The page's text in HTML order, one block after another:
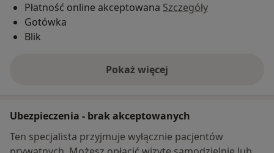
Płatność online akceptowana Szczegóły
Gotówka
Blik
Pokaż więcej
o adresie
Ubezpieczenia - brak akceptowanych
Ten specjalista przyjmuje wyłącznie pacjentów